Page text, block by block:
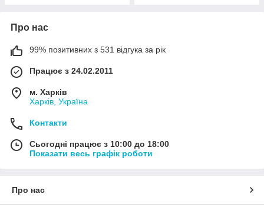
Про нас
99% позитивних з 531 відгука за рік
Працює з 24.02.2011
м. Харків
Харків, Україна
Контакти
Сьогодні працює з 10:00 до 18:00
Показати весь графік роботи
Про нас